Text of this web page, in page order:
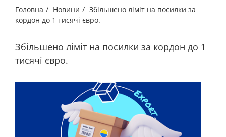
Головна / Новини / Збільшено ліміт на посилки за
кордон до 1 тисячі євро.
Збільшено ліміт на посилки за кордон до 1
тисячі євро.